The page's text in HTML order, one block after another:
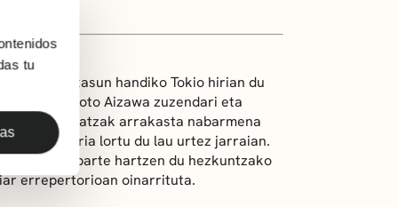
tu
eta bizitasun handiko Tokio hirian du
ditu, Naoto Aizawa zuzendari eta
abesbatzak arrakasta nabarmena
Urrezko Saria lortu du lau urtez jarraian.
aktiboki parte hartzen du hezkuntzako
errepertorioan oinarrituta.